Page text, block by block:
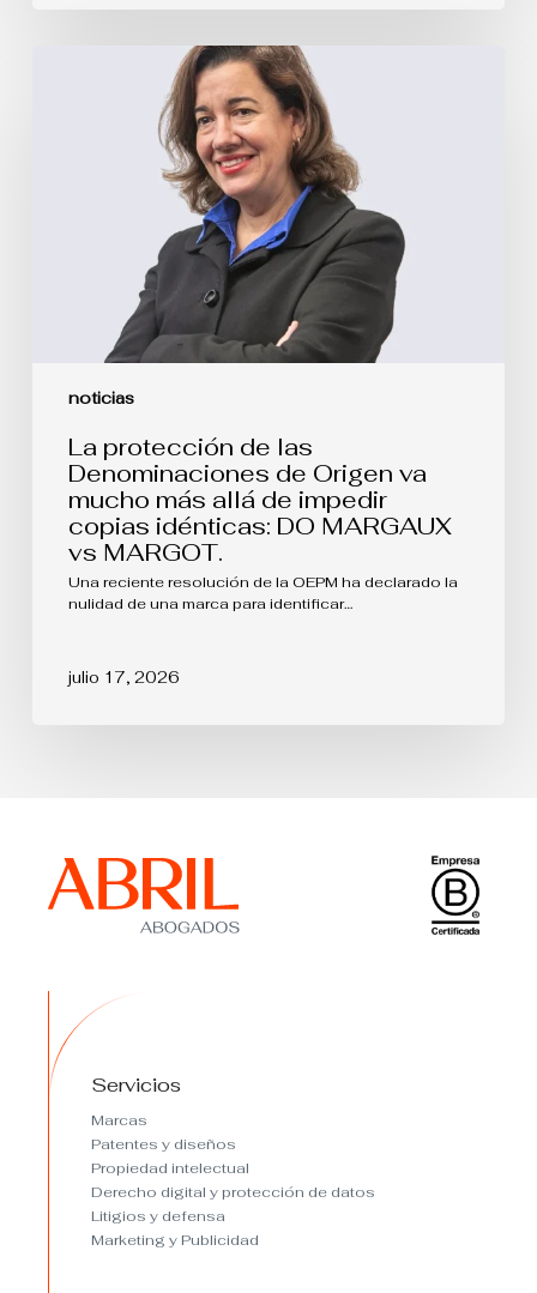
noticias
Denominaciones
idénticas:
MARGAUX
MARGOT.
La protección de las
Denominaciones de Origen va
mucho más allá de impedir
copias idénticas: DO MARGAUX
vs MARGOT.
Una reciente resolución de la OEPM ha declarado la
nulidad de una marca para identificar…
julio 17, 2026
Servicios
Marcas
Patentes y diseños
Propiedad intelectual
Derecho digital y protección de datos
Litigios y defensa
Marketing y Publicidad